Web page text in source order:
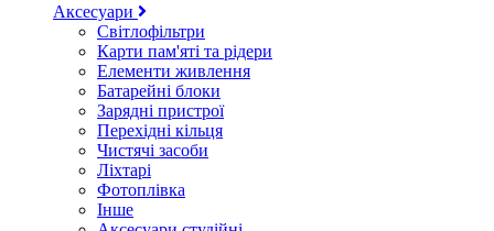
Аксесуари
Світлофільтри
Карти пам'яті та рідери
Елементи живлення
Батарейні блоки
Зарядні пристрої
Перехідні кільця
Чистячі засоби
Ліхтарі
Фотоплівка
Інше